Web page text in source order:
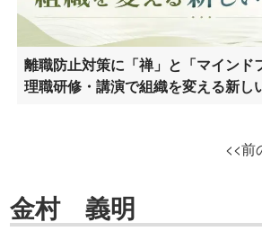
離職防止対策に「禅」と「マイン
理職研修・講演で組織を変える新し
<<前
金村 義明